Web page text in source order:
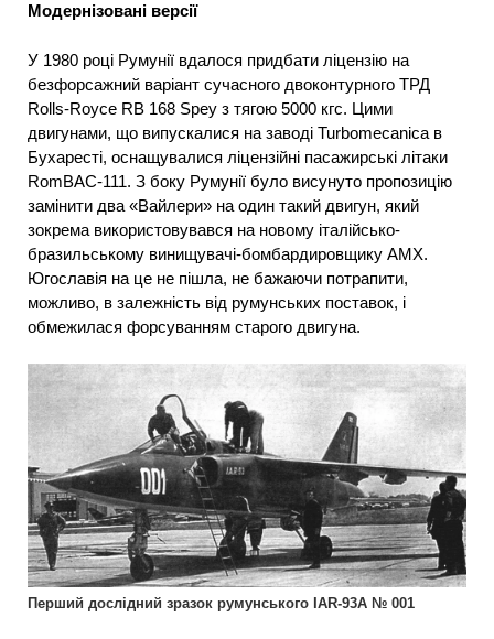
Модернізовані версії
У 1980 році Румунії вдалося придбати ліцензію на
безфорсажний варіант сучасного двоконтурного ТРД
Rolls-Royce RB 168 Spey з тягою 5000 кгс. Цими
двигунами, що випускалися на заводі Turbomecanica в
Бухаресті, оснащувалися ліцензійні пасажирські літаки
RomBAC-111. З боку Румунії було висунуто пропозицію
замінити два «Вайлери» на один такий двигун, який
зокрема використовувався на новому італійсько-
бразильському винищувачі-бомбардировщику АМХ.
Югославія на це не пішла, не бажаючи потрапити,
можливо, в залежність від румунських поставок, і
обмежилася форсуванням старого двигуна.
Перший дослідний зразок румунського IAR-93A № 001